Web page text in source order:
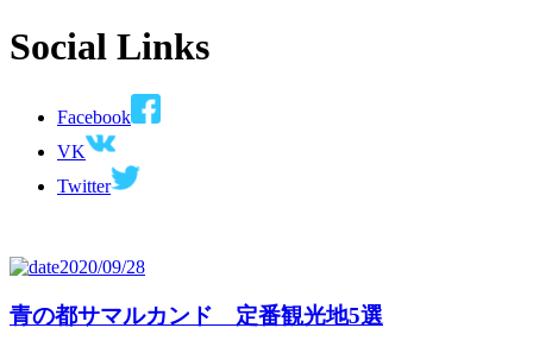
Social Links
Facebook
VK
Twitter
2020/09/28
青の都サマルカンド 定番観光地5選